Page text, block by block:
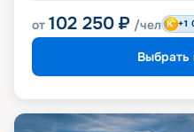
от 102 250 ₽ /чел +1
Выбрать